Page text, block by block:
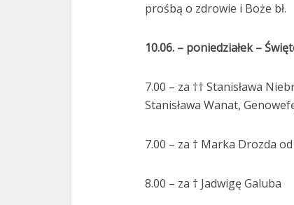
prośbą o zdrowie i Boże bł.
10.06. – poniedziałek –
7.00 – za †† Stanisława
Stanisława Wanat,
7.00 – za † Marka Drozda
8.00 – za † Jadwigę Galuba